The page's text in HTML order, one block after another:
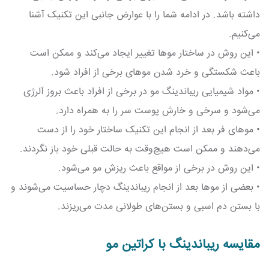
داشته باشد. در ادامه شما را با عوارض جانبی این تکنیک آشنا
می‌کنیم.
• این روش در ساختار موها تغییر ایجاد می‌کند و ممکن است
باعث شکستگی و خرد شدن موهای برخی از افراد شود.
• مواد شیمیایی ریباندینگ مو در برخی از افراد باعث بروز آلرژی
می‌شود و سرخی و خارش پوست سر را به همراه دارد.
• موهای فر بعد از انجام این تکنیک ساختار خود را از دست
می‌دهند و ممکن است هیچ‌وقت به حالت قبلی خود باز نگردند.
• این روش در برخی از مواقع باعث ریزش مو می‌شود.
• بعضی از موها بعد از انجام ریباندینگ دچار حساسیت می‌شوند و
با بستن دم اسبی و بستن‌های طولانی مدت می‌ریزند.
مقایسه ریباندینگ با کراتین مو